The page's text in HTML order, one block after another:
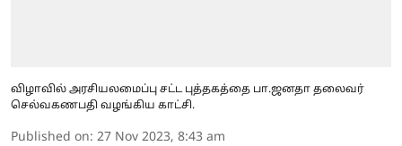
விழாவில் அரசியலமைப்பு சட்ட புத்தகத்தை பா.ஜனதா தலைவர்
செல்வகணபதி வழங்கிய காட்சி.
Published on: 27 Nov 2023, 8:43 am